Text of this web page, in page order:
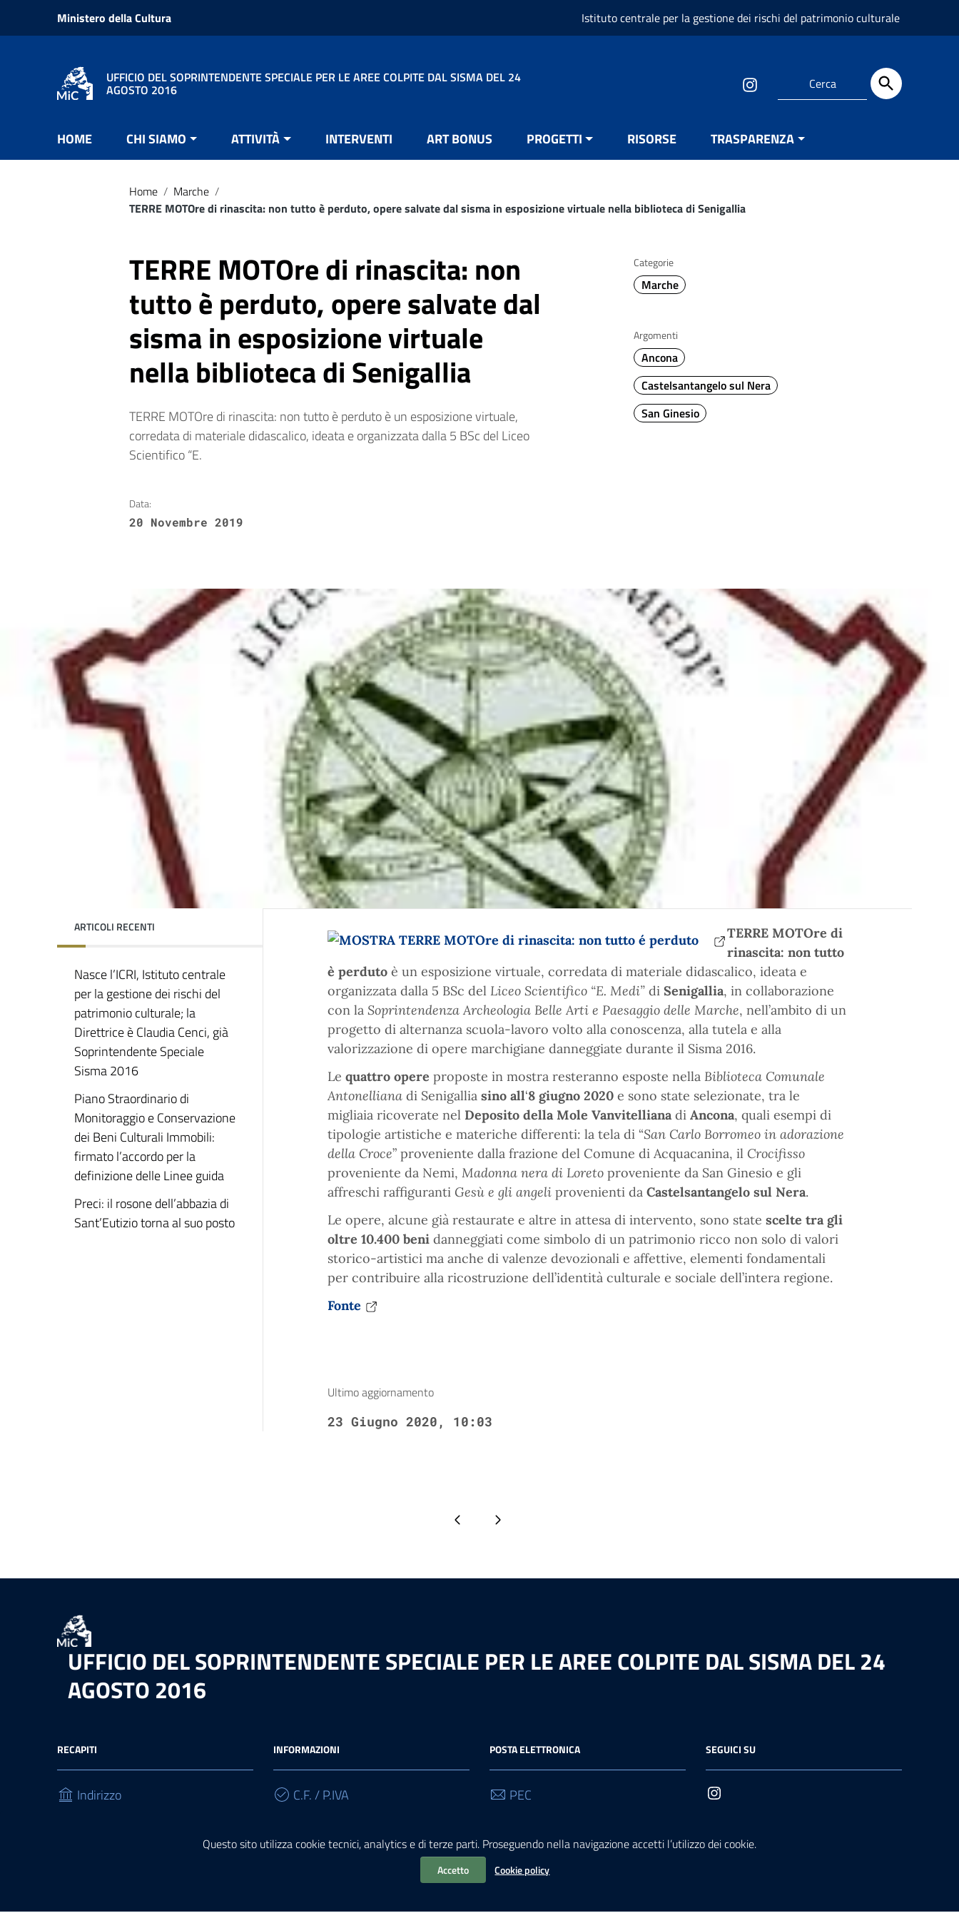
Questo sito utilizza cookie tecnici, analytics e di terze parti. Proseguendo nella navigazione accetti l’utilizzo dei cookie.
Accetto Cookie policy
Vai ai contenuti
Vai al menu di navigazione
Ministero della Cultura Istituto centrale per la gestione dei rischi del patrimonio culturale
UFFICIO DEL SOPRINTENDENTE SPECIALE PER LE AREE COLPITE DAL SISMA DEL 24
AGOSTO 2016
HOME CHI SIAMO ATTIVITÀ INTERVENTI ART BONUS PROGETTI RISORSE TRASPARENZA
Home / Marche /
TERRE MOTOre di rinascita: non tutto è perduto, opere salvate dal sisma in esposizione virtuale nella biblioteca di Senigallia
TERRE MOTOre di rinascita: non
tutto è perduto, opere salvate dal
sisma in esposizione virtuale
nella biblioteca di Senigallia
TERRE MOTOre di rinascita: non tutto è perduto è un esposizione virtuale,
corredata di materiale didascalico, ideata e organizzata dalla 5 BSc del Liceo
Scientifico “E.
Categorie
Marche
Argomenti
Ancona
Castelsantangelo sul Nera
San Ginesio
Data:
20 Novembre 2019
ARTICOLI RECENTI
Nasce l’ICRI, Istituto centrale
per la gestione dei rischi del
patrimonio culturale; la
Direttrice è Claudia Cenci, già
Soprintendente Speciale
Sisma 2016
Piano Straordinario di
Monitoraggio e Conservazione
dei Beni Culturali Immobili:
firmato l’accordo per la
definizione delle Linee guida
Preci: il rosone dell’abbazia di
Sant’Eutizio torna al suo posto
TERRE MOTOre di
rinascita: non tutto
è perduto è un esposizione virtuale, corredata di materiale didascalico, ideata e
organizzata dalla 5 BSc del Liceo Scientifico “E. Medi”di Senigallia, in collaborazione
con la Soprintendenza Archeologia Belle Arti e Paesaggio delle Marche, nell’ambito di un
progetto di alternanza scuola-lavoro volto alla conoscenza, alla tutela e alla
valorizzazione di opere marchigiane danneggiate durante il Sisma 2016.
Le quattro opere proposte in mostra resteranno esposte nella Biblioteca Comunale
Antonellianadi Senigallia sino all‘8 giugno 2020e sono state selezionate, tra le
migliaia ricoverate nel Deposito della Mole Vanvitellianadi Ancona, quali esempi di
tipologie artistiche e materiche differenti: la tela di “San Carlo Borromeo in adorazione
della Croce” proveniente dalla frazione del Comune di Acquacanina, il Crocifisso
proveniente da Nemi, Madonna nera di Loretoproveniente da San Ginesio e gli
affreschi raffiguranti Gesù e gli angeliprovenienti da Castelsantangelo sul Nera.
Le opere, alcune già restaurate e altre in attesa di intervento, sono state scelte tra gli
oltre 10.400 beni danneggiati come simbolo di un patrimonio ricco non solo di valori
storico-artistici ma anche di valenze devozionali e affettive, elementi fondamentali
per contribuire alla ricostruzione dell’identità culturale e sociale dell’intera regione.
Fonte
Ultimo aggiornamento
23 Giugno 2020, 10:03
Pagina precedentePagina successiva
UFFICIO DEL SOPRINTENDENTE SPECIALE PER LE AREE COLPITE DAL SISMA DEL 24
AGOSTO 2016
RECAPITI
Indirizzo
INFORMAZIONI
C.F. / P.IVA
POSTA ELETTRONICA
PEC
Email
icri@cultura.gov.it
SEGUICI SU